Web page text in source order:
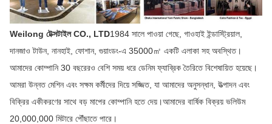
Weilong টেক্সটাইল CO., LTD1984 সালে পাওয়া গেছে, গাওহাই ইন্ডাস্ট্রিয়াল,
দানজাও টাউন, নানহাই, ফোশান, গুয়াংডং-এ 35000㎡ একটি এলাকা সহ অবস্থিত।
আমাদের কোম্পানি 30 বছরেরও বেশি সময় ধরে ডেনিম ফ্যাব্রিক তৈরিতে বিশেষায়িত হয়েছে।
আমরা উন্নত মেশিন এবং সক্ষম কর্মীদের দিয়ে সজ্জিত, যা আমাদের অনুসন্ধান, উত্পাদন এবং
বিক্রির একীকরণের সাথে বড় মাপের কোম্পানি হতে দেয়।আমাদের বার্ষিক বিক্রয় ভলিউম
20,000,000 মিটারে পৌঁছাতে পারে।